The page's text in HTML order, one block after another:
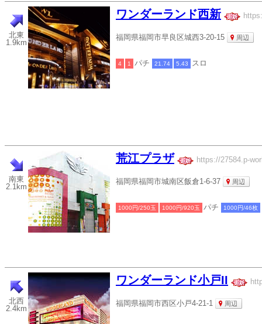
北東
1.9km
ワンダーランド西新
福岡県福岡市早良区城西3-20-15 周辺
4 1 パチ 21.74 5.43 スロ
南東
2.1km
荒江プラザ https://27584.p-
福岡県福岡市城南区飯倉1-6-37 周辺
1000円/250玉 1000円/920玉 パチ 1000円/46枚
北西
2.4km
ワンダーランド小戸II
福岡県福岡市西区小戸4-21-1 周辺